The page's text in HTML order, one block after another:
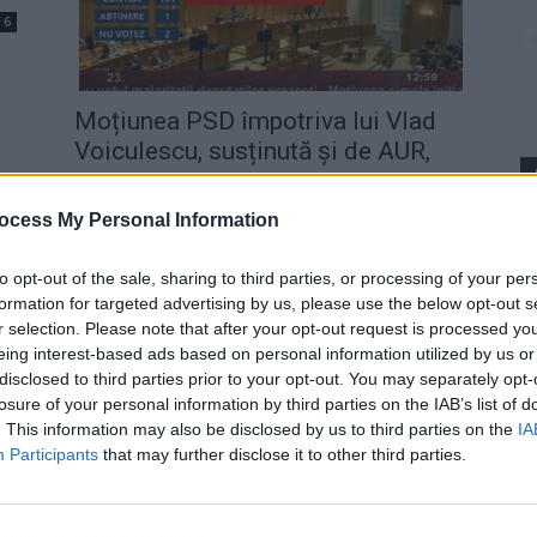
My Personal Information
opt-out of the sale, sharing to third parties, or processing of your
for targeted advertising by us, please use the below opt-out
selection. Please note that after your opt-out request is processed
interest-based ads based on personal information utilized by us
to third parties prior to your opt-out. You may separately
of your personal information by third parties on the IAB’s list of
This information may also be disclosed by us to third parties on the
Participants that may further disclose it to other third parties.
6
Moțiunea PSD împotriva lui Vlad
Voiculescu, susținută și de AUR,
a...
Redacţia - miercuri, 17 februarie 2021
6
Boicot-ultimatum: PSD îl salvează
pe Tudorel Toader prin
neprezentare. Ministrul Justiției...
Grigore Cartianu - miercuri, 6 martie 2019 3
Euronews: „Acest guvern e anti-UE.